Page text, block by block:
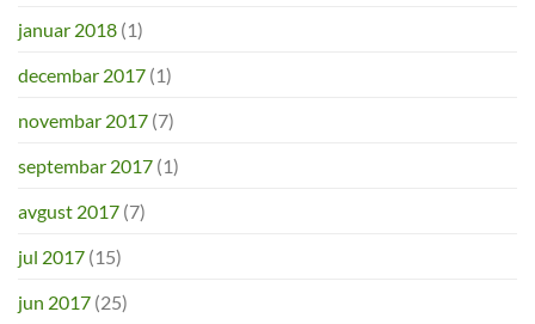
januar 2018 (1)
decembar 2017 (1)
novembar 2017 (7)
septembar 2017 (1)
avgust 2017 (7)
jul 2017 (15)
jun 2017 (25)